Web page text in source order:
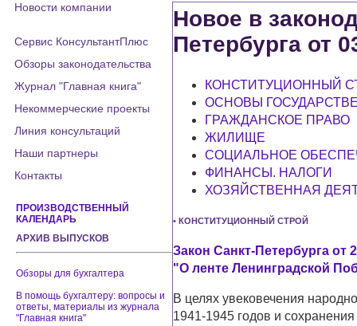
Новости компании
Сервис КонсультантПлюс
Обзоры законодательства
Журнал "Главная книга"
Некоммерческие проекты
Линия консультаций
Наши партнеры
Контакты
ПРОИЗВОДСТВЕННЫЙ
КАЛЕНДАРЬ
АРХИВ ВЫПУСКОВ
Обзоры для бухгалтера
В помощь бухгалтеру: вопросы и
ответы, материалы из журнала
"Главная книга"
Новое в
Петербурга от
КОНСТИТУЦИОННЫЙ
ОСНОВЫ
ГРАЖДАНСКОЕ ПРАВО
ЖИЛИЩЕ
СОЦИАЛЬНОЕ
ФИНАНСЫ. НАЛОГИ
ХОЗЯЙСТВЕННАЯ
• КОНСТИТУЦИОННЫЙ СТРОЙ
Закон Санкт-Петербурга от
"О ленте Ленинградской
В целях увековечения
1941-1945 годов и